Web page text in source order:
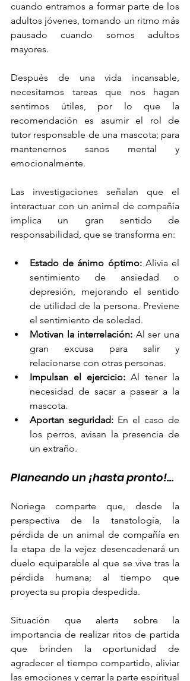
cuando entramos a formar parte de los
adultos jóvenes, tomando un ritmo más
pausado cuando somos adultos
mayores.
Después de una vida incansable,
necesitamos tareas que nos hagan
sentirnos útiles, por lo que la
recomendación es asumir el rol de
tutor responsable de una mascota; para
mantenernos sanos mental y
emocionalmente.
Las investigaciones señalan que el
interactuar con un animal de compañía
implica un gran sentido de
responsabilidad, que se transforma en:
Estado de ánimo óptimo: Alivia el
sentimiento de ansiedad o
depresión, mejorando el sentido
de utilidad de la persona. Previene
el sentimiento de soledad.
Motivan la interrelación: Al ser una
gran excusa para salir y
relacionarse con otras personas.
Impulsan el ejercicio: Al tener la
necesidad de sacar a pasear a la
mascota.
Aportan seguridad: En el caso de
los perros, avisan la presencia de
un extraño.
Planeando un ¡hasta pronto!…
Noriega comparte que, desde la
perspectiva de la tanatología, la
pérdida de un animal de compañía en
la etapa de la vejez desencadenará un
duelo equiparable al que se vive tras la
pérdida humana; al tiempo que
proyecta su propia despedida.
Situación que alerta sobre la
importancia de realizar ritos de partida
que brinden la oportunidad de
agradecer el tiempo compartido, aliviar
las emociones y cerrar la parte espiritual